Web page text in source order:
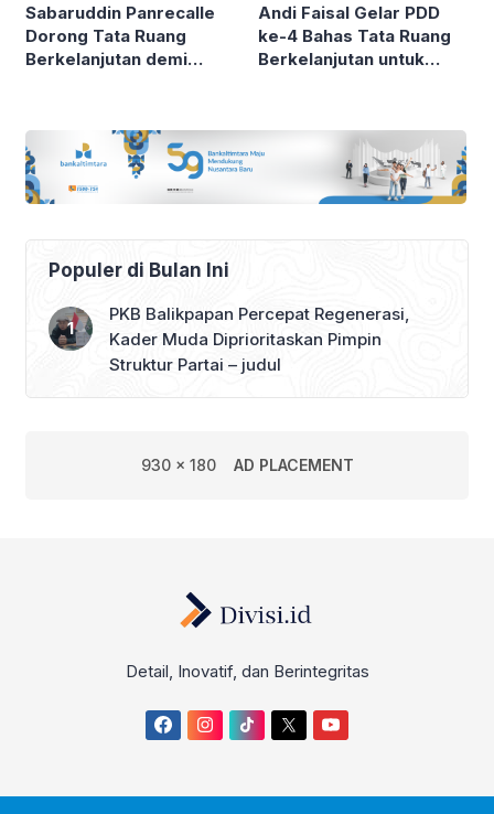
Sabaruddin Panrecalle
Dorong Tata Ruang
Berkelanjutan demi
Andi Faisal Gelar PDD
ke-4 Bahas Tata Ruang
Berkelanjutan untuk
Populer di Bulan Ini
PKB Balikpapan Percepat Regenerasi,
Kader Muda Diprioritaskan Pimpin
Struktur Partai – judul
930 x 180 AD PLACEMENT
Detail, Inovatif, dan Berintegritas